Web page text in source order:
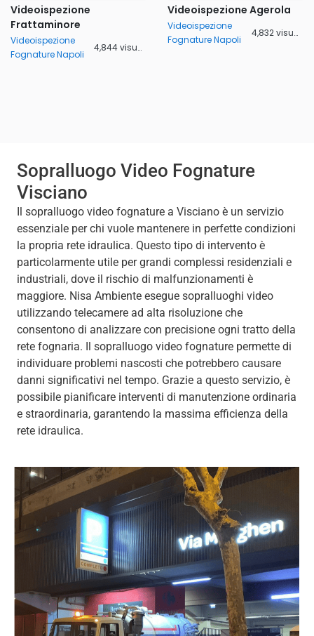
Videoispezione
Frattaminore
Videoispezione
Fognature Napoli
4,844 visualizzazioni
Videoispezione Agerola
Videoispezione
Fognature Napoli
4,832 visualizzazioni
Sopralluogo Video Fognature
Visciano
Il sopralluogo video fognature a Visciano è un servizio
essenziale per chi vuole mantenere in perfette condizioni
la propria rete idraulica. Questo tipo di intervento è
particolarmente utile per grandi complessi residenziali e
industriali, dove il rischio di malfunzionamenti è
maggiore. Nisa Ambiente esegue sopralluoghi video
utilizzando telecamere ad alta risoluzione che
consentono di analizzare con precisione ogni tratto della
rete fognaria. Il sopralluogo video fognature permette di
individuare problemi nascosti che potrebbero causare
danni significativi nel tempo. Grazie a questo servizio, è
possibile pianificare interventi di manutenzione ordinaria
e straordinaria, garantendo la massima efficienza della
rete idraulica.